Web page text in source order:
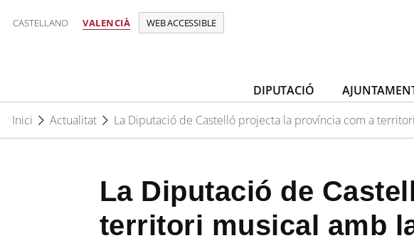
CASTELLANO VALENCIÀ WEB ACCESSIBLE
DIPUTACIÓ
Inici
Actualitat La Diputació de Castelló projecta la província com a
La Diputació de
territori musical amb